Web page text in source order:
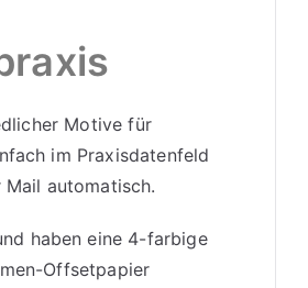
Motive für
im Praxisdatenfeld
automatisch.
haben eine 4-farbige
Offsetpapier